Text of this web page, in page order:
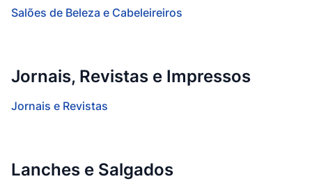
Salões de Beleza e Cabeleireiros
Jornais, Revistas e Impressos
Jornais e Revistas
Lanches e Salgados